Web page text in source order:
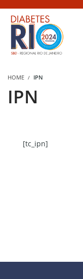
HOME IPN
IPN
[tc_ipn]